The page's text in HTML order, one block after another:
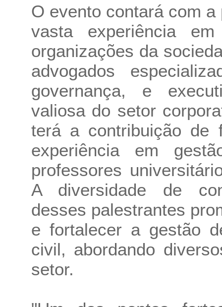
O evento contará com
vasta experiência
organizações da
advogados
governança, e
valiosa do setor
terá a contribuição de
experiência em
professores
A diversidade de
desses palestrantes
e fortalecer a gestão
civil, abordando
setor.